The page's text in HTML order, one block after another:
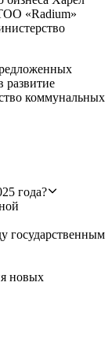
«Radium»
развитие
коммунальных
года?
государственным
новых